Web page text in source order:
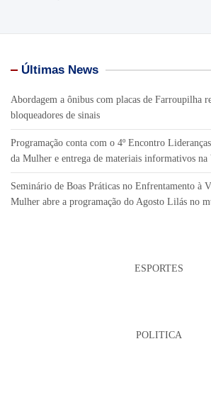
Últimas News
Abordagem a ônibus com placas de Farroupilha
bloqueadores de sinais
Programação conta com o 4º Encontro
da Mulher e entrega de materiais informativos
Seminário de Boas Práticas no Enfrentamento à
Mulher abre a programação do Agosto Lilás no
ESPORTES
POLITICA